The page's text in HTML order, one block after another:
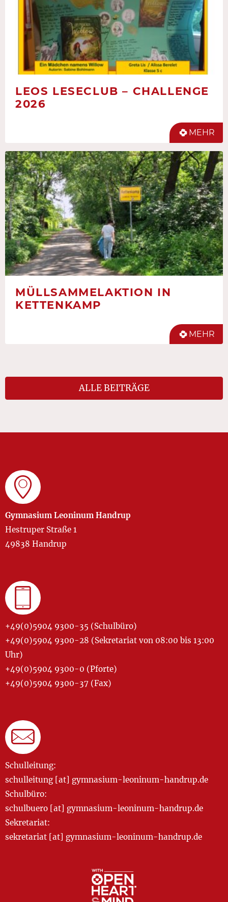
LEOS LESECLUB – CHALLENGE
2026
MEHR
MÜLLSAMMELAKTION IN
KETTENKAMP
MEHR
ALLE BEITRÄGE
Gymnasium Leoninum Handrup
Hestruper Straße 1
49838 Handrup
+49(0)5904 9300-35 (Schulbüro)
+49(0)5904 9300-28 (Sekretariat von 08:00 bis 13:00
Uhr)
+49(0)5904 9300-0 (Pforte)
+49(0)5904 9300-37 (Fax)
Schulleitung:
schulleitung [at] gymnasium-leoninum-handrup.de
Schulbüro:
schulbuero [at] gymnasium-leoninum-handrup.de
Sekretariat:
sekretariat [at] gymnasium-leoninum-handrup.de